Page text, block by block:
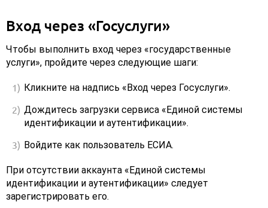
Вход через «Госуслуги»
Чтобы выполнить вход через «государственные
услуги», пройдите через следующие шаги:
Кликните на надпись «Вход через Госуслуги».
Дождитесь загрузки сервиса «Единой системы
идентификации и аутентификации».
Войдите как пользователь ЕСИА.
При отсутствии аккаунта «Единой системы
идентификации и аутентификации» следует
зарегистрировать его.